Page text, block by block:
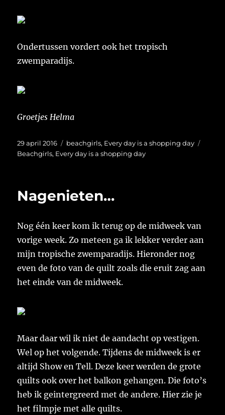
Ondertussen vordert ook het tropisch
zwemparadijs.
Groetjes Helma
Geplaatst
op
29 april 2016 Categorieën
beachgirls, Every day is a shopping day
Beachgirls, Every day is a shopping day
Nagenieten…
Nog één keer kom ik terug op de midweek van
vorige week. Zo meteen ga ik lekker verder aan
mijn tropische zwemparadijs. Hieronder nog
even de foto van de quilt zoals die eruit zag aan
het einde van de midweek.
Maar daar wil ik niet de aandacht op vestigen.
Wel op het volgende. Tijdens de midweek is er
altijd Show en Tell. Deze keer werden de grote
quilts ook over het balkon gehangen. Die foto’s
heb ik geintergreerd met de andere. Hier zie je
het filmpje met alle quilts.